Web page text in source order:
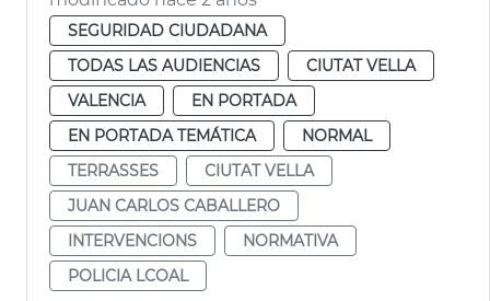
SEGURIDAD CIUDADANA
TODAS LAS AUDIENCIAS
CIUTAT VELLA
VALENCIA
EN PORTADA
EN PORTADA TEMÁTICA
NORMAL
TERRASSES
CIUTAT VELLA
JUAN CARLOS CABALLERO
INTERVENCIONS
NORMATIVA
POLICIA LCOAL